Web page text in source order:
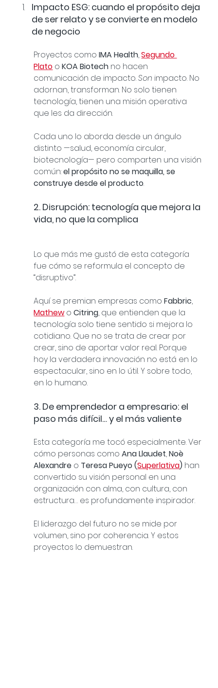
Impacto ESG: cuando el propósito deja
de ser relato y se convierte en modelo
de negocio
Proyectos como IMA Health, Segundo
Plato o KOA Biotech no hacen
comunicación de impacto. Son impacto. No
adornan, transforman. No solo tienen
tecnología, tienen una misión operativa
que les da dirección.
Cada uno lo aborda desde un ángulo
distinto —salud, economía circular,
biotecnología— pero comparten una visión
común: el propósito no se maquilla, se
construye desde el producto.
2. Disrupción: tecnología que mejora la
vida, no que la complica
Lo que más me gustó de esta categoría
fue cómo se reformula el concepto de
“disruptivo”.
Aquí se premian empresas como Fabbric,
Mathew o Citring, que entienden que la
tecnología solo tiene sentido si mejora lo
cotidiano. Que no se trata de crear por
crear, sino de aportar valor real. Porque
hoy la verdadera innovación no está en lo
espectacular, sino en lo útil. Y sobre todo,
en lo humano.
3. De emprendedor a empresario: el
paso más difícil… y el más valiente
Esta categoría me tocó especialmente. Ver
cómo personas como Ana Llaudet, Noè
Alexandre o Teresa Pueyo (Superlativa) han
convertido su visión personal en una
organización con alma, con cultura, con
estructura… es profundamente inspirador.
El liderazgo del futuro no se mide por
volumen, sino por coherencia. Y estos
proyectos lo demuestran.